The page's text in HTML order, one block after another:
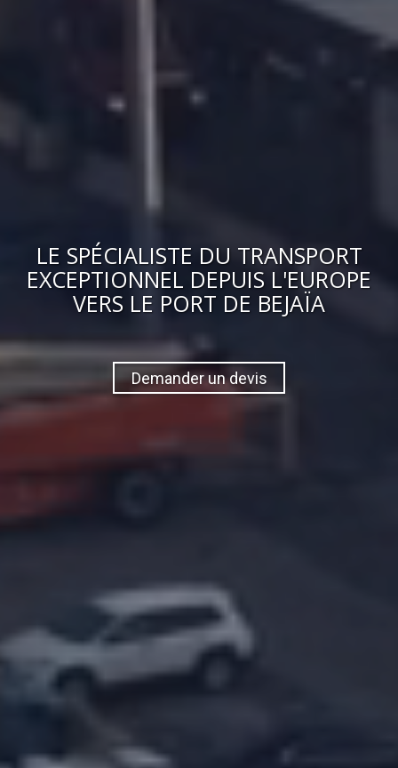
LE SPÉCIALISTE DU TRANSPORT
EXCEPTIONNEL DEPUIS L'EUROPE
VERS LE PORT DE BEJAÏA
Demander un devis